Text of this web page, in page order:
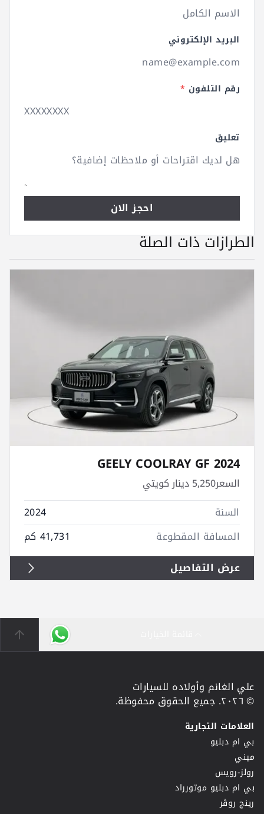
البريد الإلكتروني
رقم التلفون *
تعليق
احجز الان
الطرازات ذات الصلة
GEELY COOLRAY GF 2024
السعر5,250 دينار كويتي
السنة
2024
المسافة المقطوعة
41,731 كم
عرض التفاصيل
علي الغانم وأولاده للسيارات
© ٢٠٢٦. جميع الحقوق محفوظة.
العلامات التجارية
بي ام دبليو
ميني
رولز-رويس
بي ام دبليو موتورراد
رينج روڤر